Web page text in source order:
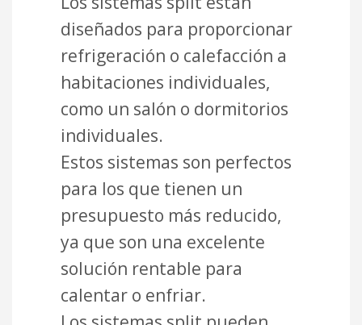
diseñados para proporcionar
refrigeración o calefacción a
habitaciones individuales,
como un salón o dormitorios
individuales.
Estos sistemas son perfectos
para los que tienen un
presupuesto más reducido,
ya que son una excelente
solución rentable para
calentar o enfriar.